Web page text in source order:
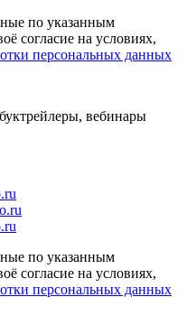
по указанным
согласие на условиях,
персональных данных
вебинары
по указанным
согласие на условиях,
персональных данных